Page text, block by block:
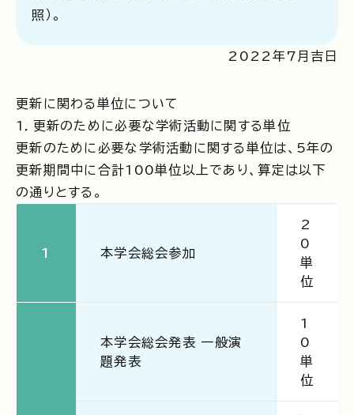
照）。
2022年7月吉日
更新に関わる単位について
1．更新のために必要な学術活動に関する単位
更新のために必要な学術活動に関する単位は、5年の
更新期間中に合計100単位以上であり、算定は以下
の通りとする。
1 本学会総会参加
2
0
単
位
本学会総会発表 一般演
題発表
1
0
単
位